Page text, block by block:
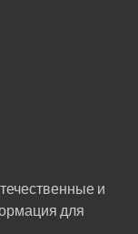
и
для